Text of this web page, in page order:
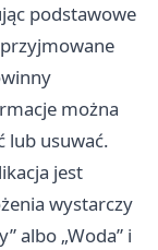
podstawowe
można
lub usuwać.
jest
wystarczy
albo „Woda” i